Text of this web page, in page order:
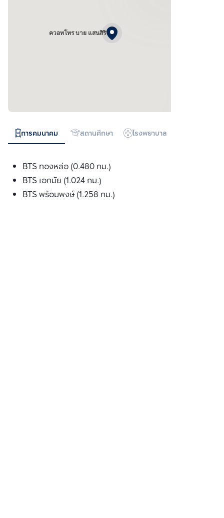
ควอทโทร บาย แสนสิริ
การคมนาคม สถานศึกษา โรงพยาบาล
BTS ทองหล่อ (0.480 กม.)
BTS เอกมัย (1.024 กม.)
BTS พร้อมพงษ์ (1.258 กม.)